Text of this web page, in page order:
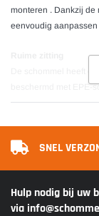
monteren . Dankzij de
eenvoudig
De schommel heeft
beschermd met EPE-
is gemaakt van
momenten van
Snelle installatie
Het ooievaarsnest is
SNEL
Hulp nodig bij uw
via